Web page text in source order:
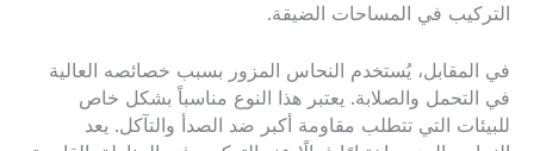
التركيب في المساحات الضيقة.
في المقابل، يُستخدم النحاس المزور بسبب خصائصه العالية
في التحمل والصلابة. يعتبر هذا النوع مناسباً بشكل خاص
للبيئات التي تتطلب مقاومة أكبر ضد الصدأ والتآكل. يعد